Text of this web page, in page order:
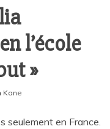
l’école
»
Kane
seulement en France.